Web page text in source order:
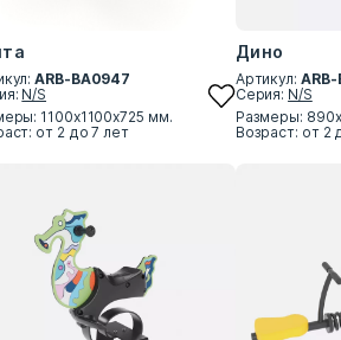
ARB-BA0947
N/S
1100х1100х725 мм.
от 2 до 7 лет
Дино
Артикул:
Серия: N/S
Размеры:
Возраст: от 2